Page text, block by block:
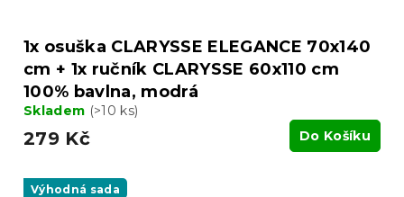
1x osuška CLARYSSE ELEGANCE 70x140
cm + 1x ručník CLARYSSE 60x110 cm
100% bavlna, modrá
Skladem (>10 ks)
279 Kč Do Košíku
Výhodná sada